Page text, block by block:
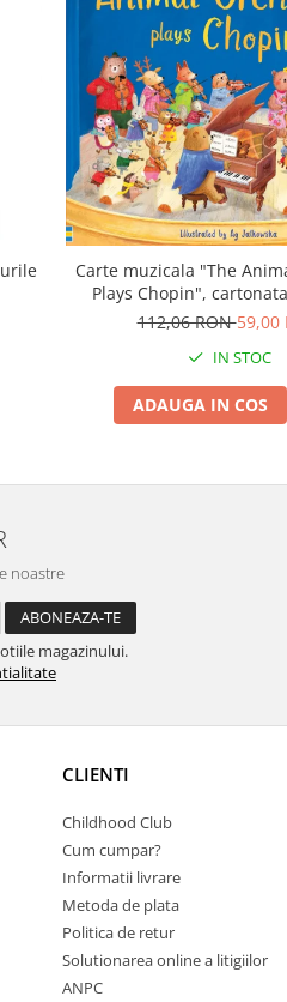
Carte muzicala "The
Plays Chopin",
112,06 RON59,00
IN STOC
ADAUGA IN COS
noastre
magazinului.
CLIENTI
Childhood Club
Cum cumpar?
Informatii livrare
Metoda de plata
Politica de retur
Solutionarea online a litigiilor
ANPC